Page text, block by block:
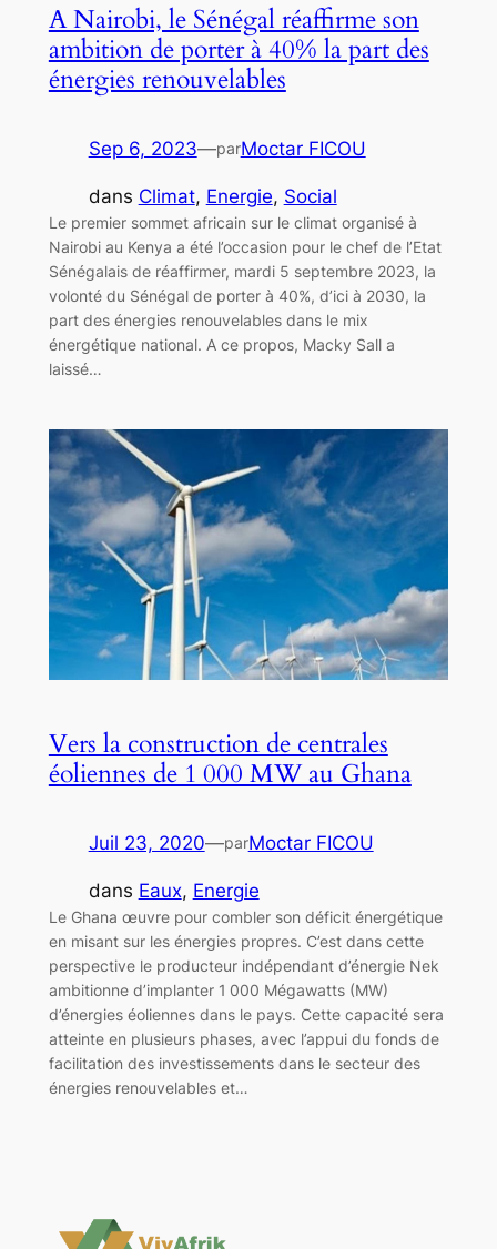
A Nairobi, le Sénégal réaffirme son
ambition de porter à 40% la part des
énergies renouvelables
Sep 6, 2023—parMoctar FICOU
dans Climat, Energie, Social
Le premier sommet africain sur le climat organisé à
Nairobi au Kenya a été l’occasion pour le chef de l’Etat
Sénégalais de réaffirmer, mardi 5 septembre 2023, la
volonté du Sénégal de porter à 40%, d’ici à 2030, la
part des énergies renouvelables dans le mix
énergétique national. A ce propos, Macky Sall a
laissé…
Vers la construction de centrales
éoliennes de 1 000 MW au Ghana
Juil 23, 2020—parMoctar FICOU
dans Eaux, Energie
Le Ghana œuvre pour combler son déficit énergétique
en misant sur les énergies propres. C’est dans cette
perspective le producteur indépendant d’énergie Nek
ambitionne d’implanter 1 000 Mégawatts (MW)
d’énergies éoliennes dans le pays. Cette capacité sera
atteinte en plusieurs phases, avec l’appui du fonds de
facilitation des investissements dans le secteur des
énergies renouvelables et…